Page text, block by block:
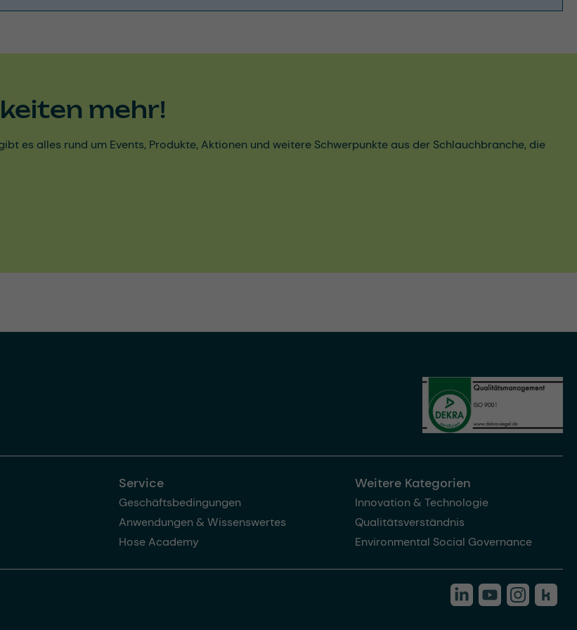
mehr!
es alles rund um Events, Produkte, Aktionen und weitere Schwerpunkte aus der Schlauchbranche, die
Service
Geschäftsbedingungen
Anwendungen & Wissenswertes
Hose Academy
Weitere Kategorien
Innovation & Technologie
Qualitätsverständnis
Environmental Social Governance